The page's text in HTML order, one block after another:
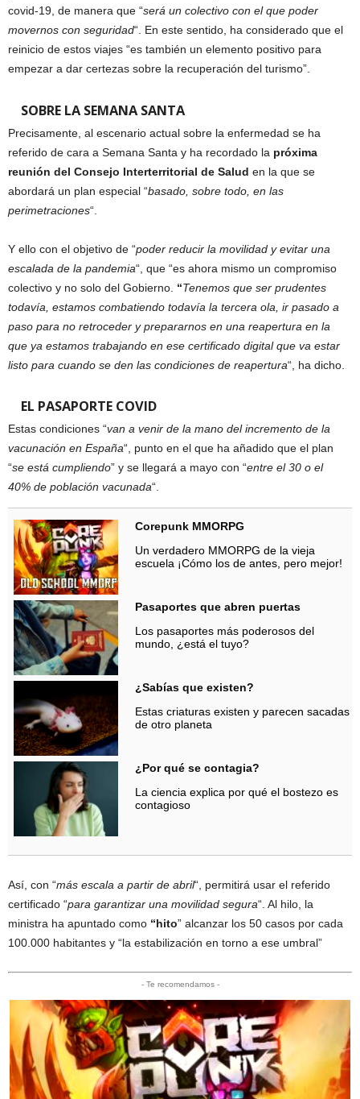
covid-19, de manera que “será un colectivo con el que poder
movernos con seguridad“. En este sentido, ha considerado que el
reinicio de estos viajes “es también un elemento positivo para
empezar a dar certezas sobre la recuperación del turismo”.
SOBRE LA SEMANA SANTA
Precisamente, al escenario actual sobre la enfermedad se ha
referido de cara a Semana Santa y ha recordado la próxima
reunión del Consejo Interterritorial de Salud en la que se
abordará un plan especial “basado, sobre todo, en las
perimetraciones“.
Y ello con el objetivo de “poder reducir la movilidad y evitar una
escalada de la pandemia“, que “es ahora mismo un compromiso
colectivo y no solo del Gobierno. “Tenemos que ser prudentes
todavía, estamos combatiendo todavía la tercera ola, ir pasado a
paso para no retroceder y prepararnos en una reapertura en la
que ya estamos trabajando en ese certificado digital que va estar
listo para cuando se den las condiciones de reapertura“, ha dicho.
EL PASAPORTE COVID
Estas condiciones “van a venir de la mano del incremento de la
vacunación en España“, punto en el que ha añadido que el plan
“se está cumpliendo” y se llegará a mayo con “entre el 30 o el
40% de población vacunada“.
Corepunk MMORPG
Un verdadero MMORPG de la vieja
escuela ¡Cómo los de antes, pero mejor!
Pasaportes que abren puertas
Los pasaportes más poderosos del
mundo, ¿está el tuyo?
¿Sabías que existen?
Estas criaturas existen y parecen sacadas
de otro planeta
¿Por qué se contagia?
La ciencia explica por qué el bostezo es
contagioso
Así, con “más escala a partir de abril“, permitirá usar el referido
certificado “para garantizar una movilidad segura“. Al hilo, la
ministra ha apuntado como “hito” alcanzar los 50 casos por cada
100.000 habitantes y “la estabilización en torno a ese umbral”
- Te recomendamos -